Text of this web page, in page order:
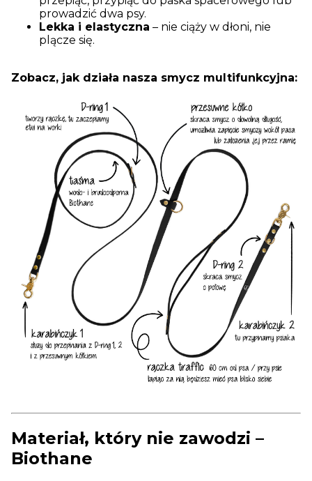
prowadzić dwa psy.
Lekka i elastyczna – nie ciąży w dłoni, nie
plącze się.
Zobacz, jak działa nasza smycz multifunkcyjna:
Materiał, który nie zawodzi –
Biothane